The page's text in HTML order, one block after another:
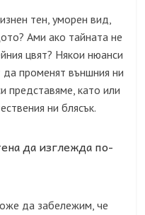
тен, уморен вид,
Ами ако тайната не
цвят? Някои нюанси
променят външния ни
представяме, като или
ни блясък.
да изглежда по-
да забележим, че